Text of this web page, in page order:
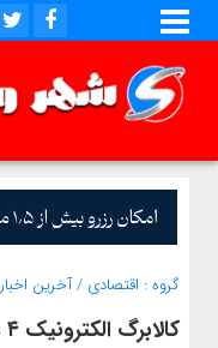
گروه : اقتصادی /آخرین اخبار
کالابرگ الکترونیک ۴ میلیون تومانی شارژ شد